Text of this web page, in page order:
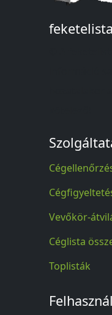
Vevőkör-
Céglista
Toplisták